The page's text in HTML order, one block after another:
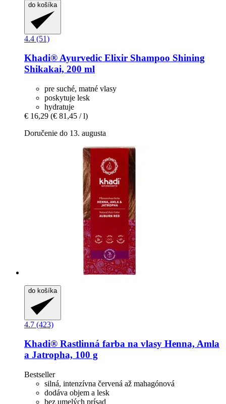
do košíka
4.4 (51)
Khadi®Ayurvedic Elixir Shampoo Shining
Shikakai, 200 ml
pre suché, matné vlasy
poskytuje lesk
hydratuje
€ 16,29 (€ 81,45 / l)
Doručenie do 13. augusta
do košíka
4.7 (423)
Khadi® Rastlinná farba na vlasy Henna, Amla
a Jatropha, 100 g
Bestseller
silná, intenzívna červená až mahagónová
dodáva objem a lesk
bez umelých prísad